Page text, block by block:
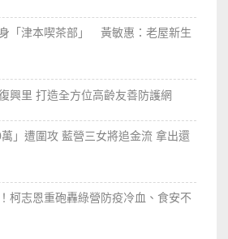
「津本喫茶部」 黃敏惠：老屋新生
興里 打造全方位高齡友善防護網
」遭圍攻 藍營三女將追金流 拿出還
柯志恩重砲轟綠營防疫冷血、食安不